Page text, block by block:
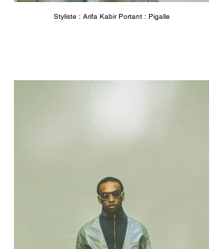
Styliste : Arifa Kabir Portant : Pigalle